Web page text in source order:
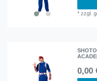
*zzgl.
0,00